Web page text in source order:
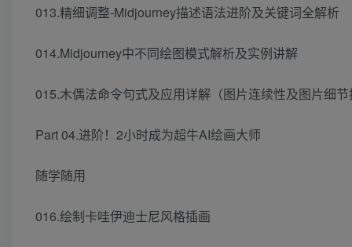
013.精细调整-Midjourney描述语法进阶及关键词全解析
014.Midjourney中不同绘图模式解析及实例讲解
015.木偶法命令句式及应用详解（图片连续性及图片细
Part 04.进阶！2小时成为超牛AI绘画大师
随学随用
016.绘制卡哇伊迪士尼风格插画